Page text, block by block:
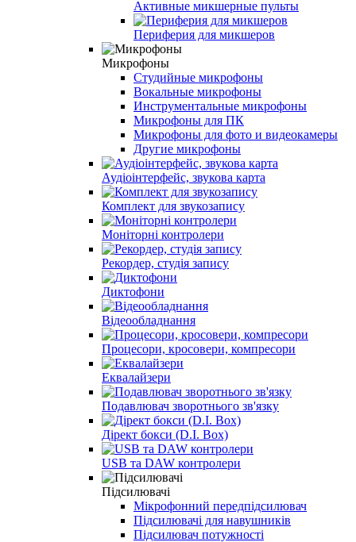
Активные микшерные пульты
Периферия для микшеров
Микрофоны
Студийные микрофоны
Вокальные микрофоны
Инструментальные микрофоны
Микрофоны для ПК
Микрофоны для фото и видеокамеры
Другие микрофоны
Аудіоінтерфейс, звукова карта
Комплект для звукозапису
Моніторні контролери
Рекордер, студія запису
Диктофони
Відеообладнання
Процесори, кросовери, компресори
Еквалайзери
Подавлювач зворотнього зв'язку
Дірект бокси (D.I. Box)
USB та DAW контролери
Підсилювачі
Мікрофонний передпідсилювач
Підсилювачі для навушників
Підсилювач потужності